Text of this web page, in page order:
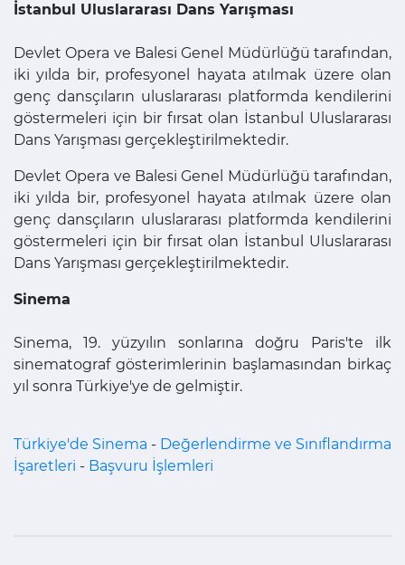
İstanbul Uluslararası Dans Yarışması
Devlet Opera ve Balesi Genel Müdürlüğü tarafından,
iki yılda bir, profesyonel hayata atılmak üzere olan
genç dansçıların uluslararası platformda kendilerini
göstermeleri için bir fırsat olan İstanbul Uluslararası
Dans Yarışması gerçekleştirilmektedir.
Devlet Opera ve Balesi Genel Müdürlüğü tarafından,
iki yılda bir, profesyonel hayata atılmak üzere olan
genç dansçıların uluslararası platformda kendilerini
göstermeleri için bir fırsat olan İstanbul Uluslararası
Dans Yarışması gerçekleştirilmektedir.
Sinema
Sinema, 19. yüzyılın sonlarına doğru Paris'te ilk
sinematograf gösterimlerinin başlamasından birkaç
yıl sonra Türkiye'ye de gelmiştir.
Türkiye'de Sinema - Değerlendirme ve Sınıflandırma
İşaretleri - Başvuru İşlemleri